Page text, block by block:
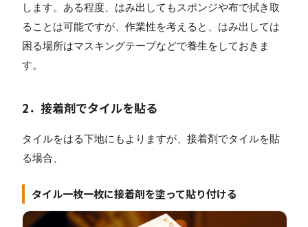
します。ある程度、はみ出してもスポンジや布で拭き取
ることは可能ですが、作業性を考えると、はみ出しては
困る場所はマスキングテープなどで養生をしておきま
す。
2．接着剤でタイルを貼る
タイルをはる下地にもよりますが、接着剤でタイルを貼
る場合、
タイル一枚一枚に接着剤を塗って貼り付ける